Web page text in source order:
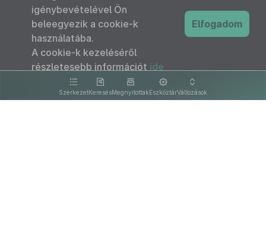
SzerkezetKeresésMegnyitottakEszköztárVáltozások
igénybevételével Ön
beleegyezik a cookie-k
használatába.
A cookie-k kezeléséről
részletesebb információt ide
kattintva olvashat.
Elfogadom